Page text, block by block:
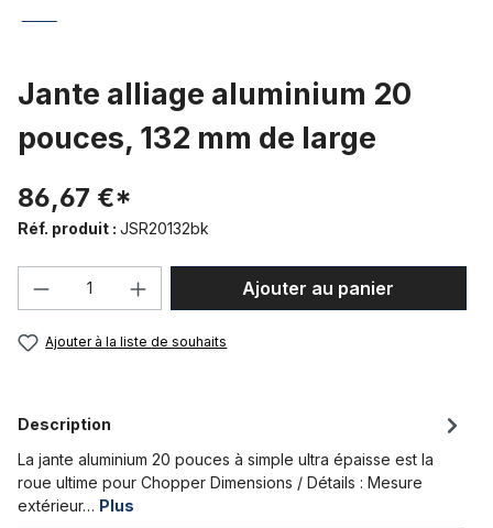
Jante alliage aluminium 20
pouces, 132 mm de large
86,67 €*
Réf. produit : JSR20132bk
Quantité de produit : Entrez la
Ajouter au panier
Ajouter à la liste de souhaits
Description
La jante aluminium 20 pouces à simple ultra épaisse est la
roue ultime pour Chopper Dimensions / Détails : Mesure
extérieur… Plus